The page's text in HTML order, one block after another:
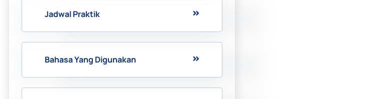
Jadwal Praktik
Bahasa Yang Digunakan